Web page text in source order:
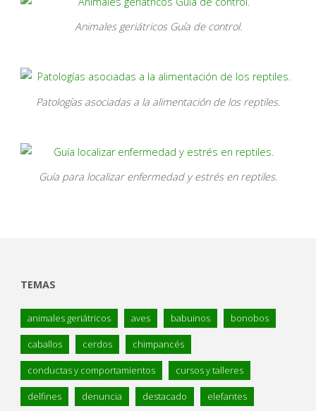
Animales geriátricos Guía de control.
Patologías asociadas a la alimentación de los reptiles.
Guía para localizar enfermedad y estrés en reptiles.
TEMAS
animales geriátricos aves babuinos bonobos
caballos cerdos chimpancés
conductas y comportamientos cursos y talleres
delfines denuncia destacado elefantes